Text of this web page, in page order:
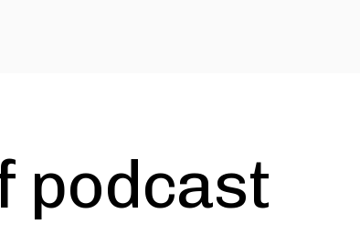
podcast